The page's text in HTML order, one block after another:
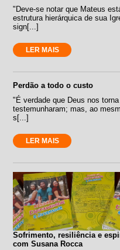
"Deve-se notar que Mateus
estrutura hierárquica de sua
sign[...]
LER MAIS
Perdão a todo o custo
"É verdade que Deus nos
testemunharam; mas, ao
s[...]
LER MAIS
Sofrimento, resiliência e
com Susana Rocca